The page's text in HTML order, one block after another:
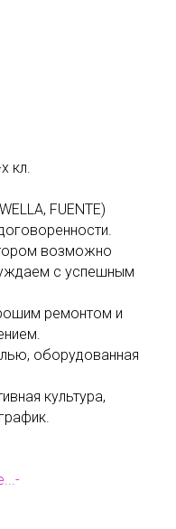
кл.
FUENTE)
возможно
с успешным
ремонтом и
оборудованная
культура,